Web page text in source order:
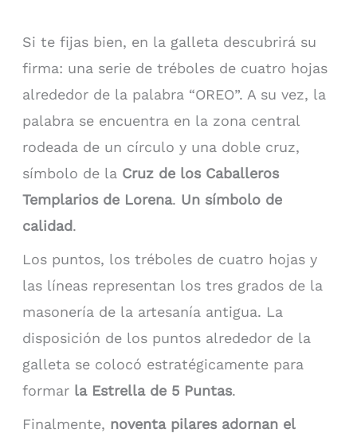
Si te fijas bien, en la galleta descubrirá su
firma: una serie de tréboles de cuatro hojas
alrededor de la palabra “OREO”. A su vez, la
palabra se encuentra en la zona central
rodeada de un círculo y una doble cruz,
símbolo de la Cruz de los Caballeros
Templarios de Lorena. Un símbolo de
calidad.
Los puntos, los tréboles de cuatro hojas y
las líneas representan los tres grados de la
masonería de la artesanía antigua. La
disposición de los puntos alrededor de la
galleta se colocó estratégicamente para
formar la Estrella de 5 Puntas.
Finalmente, noventa pilares adornan el